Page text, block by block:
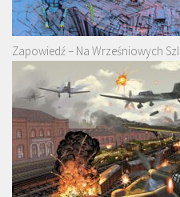
Zapowiedź – Na Wrześniowych